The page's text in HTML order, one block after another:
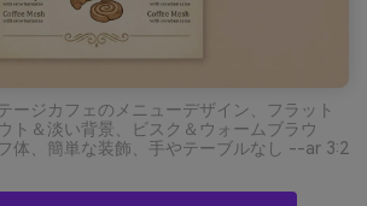
ージカフェのメニューデザイン、フラット
ト＆淡い背景、ビスク＆ウォームブラウ
体、簡単な装飾、手やテーブルなし --ar 3:2